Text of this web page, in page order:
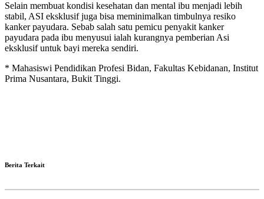
Selain membuat kondisi kesehatan dan mental ibu menjadi lebih
stabil, ASI eksklusif juga bisa meminimalkan timbulnya resiko
kanker payudara. Sebab salah satu pemicu penyakit kanker
payudara pada ibu menyusui ialah kurangnya pemberian Asi
eksklusif untuk bayi mereka sendiri.
* Mahasiswi Pendidikan Profesi Bidan, Fakultas Kebidanan, Institut
Prima Nusantara, Bukit Tinggi.
Berita Terkait